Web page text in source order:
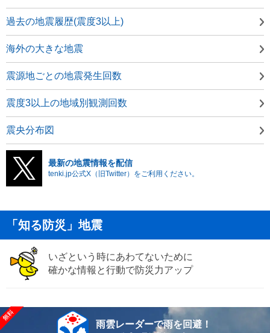
過去の地震履歴(震度3以上)
海外の大きな地震
震源地ごとの地震発生回数
震度3以上の地域別観測回数
震央分布図
最新の地震情報を配信
tenki.jp公式X（旧Twitter）をご利用ください。
「知る防災」地震
いざという時にあわてないために
確かな情報と行動で防災力アップ
雨雲レーダーで雨を回避！